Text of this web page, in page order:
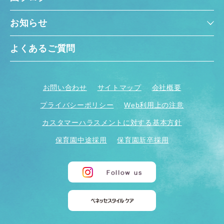
お知らせ
よくあるご質問
お問い合わせ サイトマップ 会社概要
プライバシーポリシー Web利用上の注意
カスタマーハラスメントに対する基本方針
保育園中途採用 保育園新卒採用